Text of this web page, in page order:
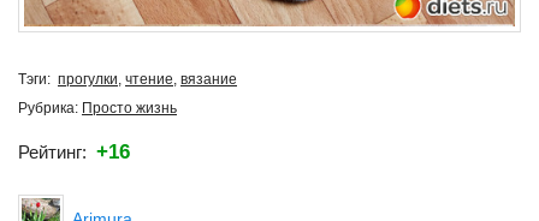
Тэги: прогулки, чтение, вязание
Рубрика: Просто жизнь
Рейтинг: +16